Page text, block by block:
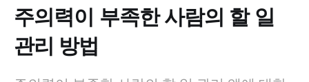
주의력이 부족한 사람의 할 일
관리 방법